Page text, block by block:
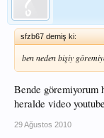
sfzb67 demiş ki:
ben neden bişiy
Bende göremiyorum
heralde video
29 Ağustos 2010